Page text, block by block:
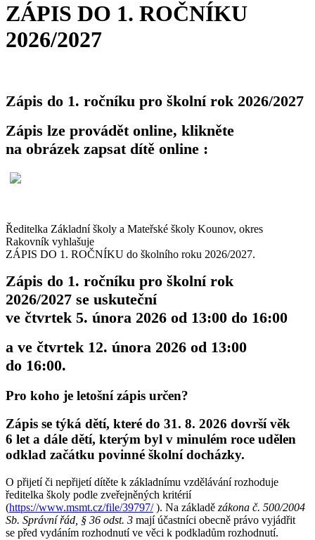
ZÁPIS DO 1. ROČNÍKU
2026/2027
Zápis do 1. ročníku pro školní rok 2026/2027
Zápis lze provádět online, klikněte
na obrázek zapsat dítě online :
Ředitelka Základní školy a Mateřské školy Kounov, okres
Rakovník vyhlašuje
ZÁPIS DO 1. ROČNÍKU do školního roku 2026/2027.
Zápis do 1. ročníku pro školní rok
2026/2027 se uskuteční
ve čtvrtek 5. února 2026 od 13:00 do 16:00
a ve čtvrtek 12. února 2026 od 13:00
do 16:00.
Pro koho je letošní zápis určen?
Zápis se týká dětí, které do 31. 8. 2026 dovrší věk
6 let a dále dětí, kterým byl v minulém roce udělen
odklad začátku povinné školní docházky.
O přijetí či nepřijetí dítěte k základnímu vzdělávání rozhoduje
ředitelka školy podle zveřejněných kritérií
(https://www.msmt.cz/file/39797/). Na základě zákona č. 500/2004
Sb. Správní řád, § 36 odst. 3 mají účastníci obecně právo vyjádřit
se před vydáním rozhodnutí ve věci k podkladům rozhodnutí.